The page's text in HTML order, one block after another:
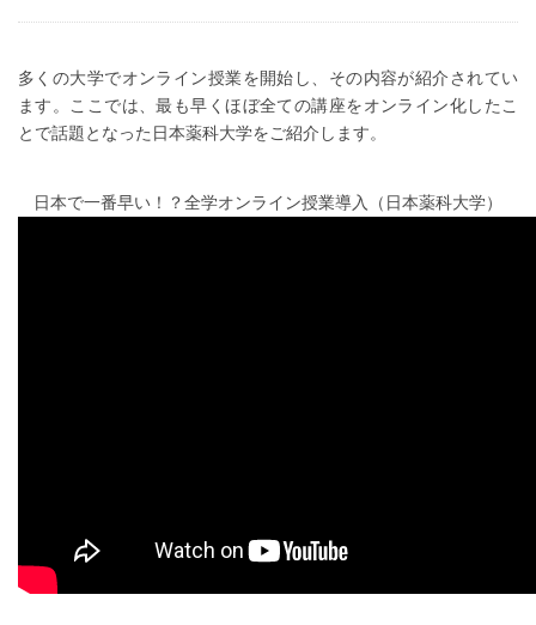
多くの大学でオンライン授業を開始し、その内容が紹介されてい
ます。ここでは、最も早くほぼ全ての講座をオンライン化したこ
とで話題となった日本薬科大学をご紹介します。
日本で一番早い！？全学オンライン授業導入（日本薬科大学）